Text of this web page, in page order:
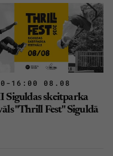
16:00 08.08
Siguldas skeitparka
"Thrill Fest" Siguldā